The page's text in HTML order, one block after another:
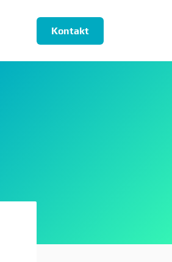
Kontakt